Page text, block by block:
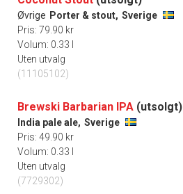
Øvrige Porter & stout, Sverige
Pris: 79.90 kr
Volum: 0.33 l
Uten utvalg
(11105102)
Brewski Barbarian IPA (utsolgt)
India pale ale, Sverige
Pris: 49.90 kr
Volum: 0.33 l
Uten utvalg
(7729302)